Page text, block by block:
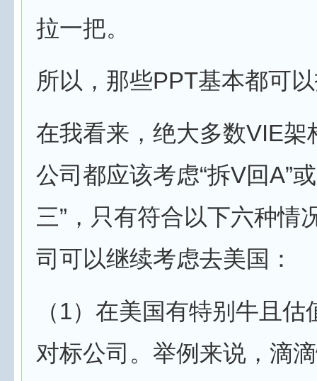
拉一把。
所以，那些PPT基本都可
在我看来，绝大多数VIE架
公司都应该考虑“拆V回A”
三”，只有符合以下六种情
司可以继续考虑去美国：
（1）在美国有特别牛且
对标公司。举例来说，滴